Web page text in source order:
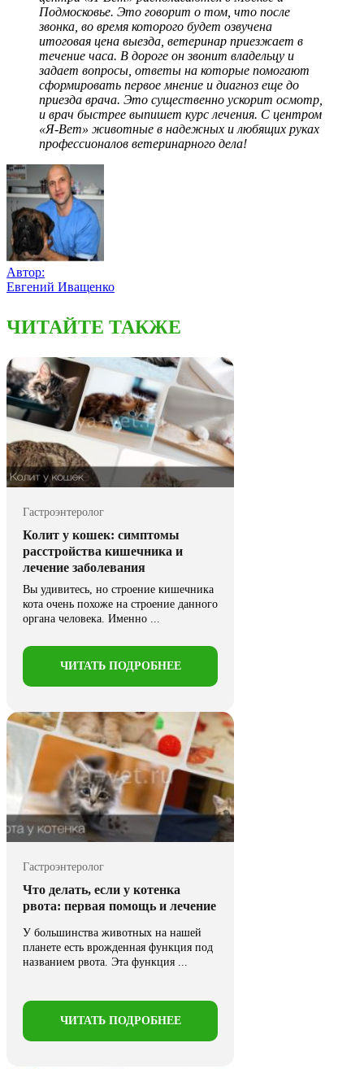
Подмосковье. Это говорит о том, что после
звонка, во время которого будет озвучена
итоговая цена выезда, ветеринар приезжает в
течение часа. В дороге он звонит владельцу и
задает вопросы, ответы на которые помогают
сформировать первое мнение и диагноз еще до
приезда врача. Это существенно ускорит осмотр,
и врач быстрее выпишет курс лечения. С центром
«Я-Вет» животные в надежных и любящих руках
профессионалов ветеринарного дела!
Автор:
Евгений Иващенко
ЧИТАЙТЕ ТАКЖЕ
Гастроэнтеролог
Колит у кошек: симптомы
расстройства кишечника и
лечение заболевания
Вы удивитесь, но строение кишечника
кота очень похоже на строение данного
органа человека. Именно ...
ЧИТАТЬ ПОДРОБНЕЕ
Гастроэнтеролог
Что делать, если у котенка
рвота: первая помощь и лечение
У большинства животных на нашей
планете есть врожденная функция под
названием рвота. Эта функция ...
ЧИТАТЬ ПОДРОБНЕЕ